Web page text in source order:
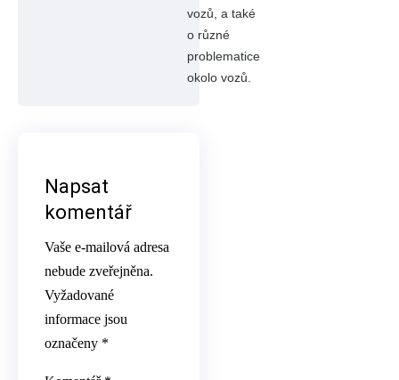
vozů, a také
o různé
problematice
okolo vozů.
Napsat
komentář
Vaše e-mailová adresa
nebude zveřejněna.
Vyžadované
informace jsou
označeny *